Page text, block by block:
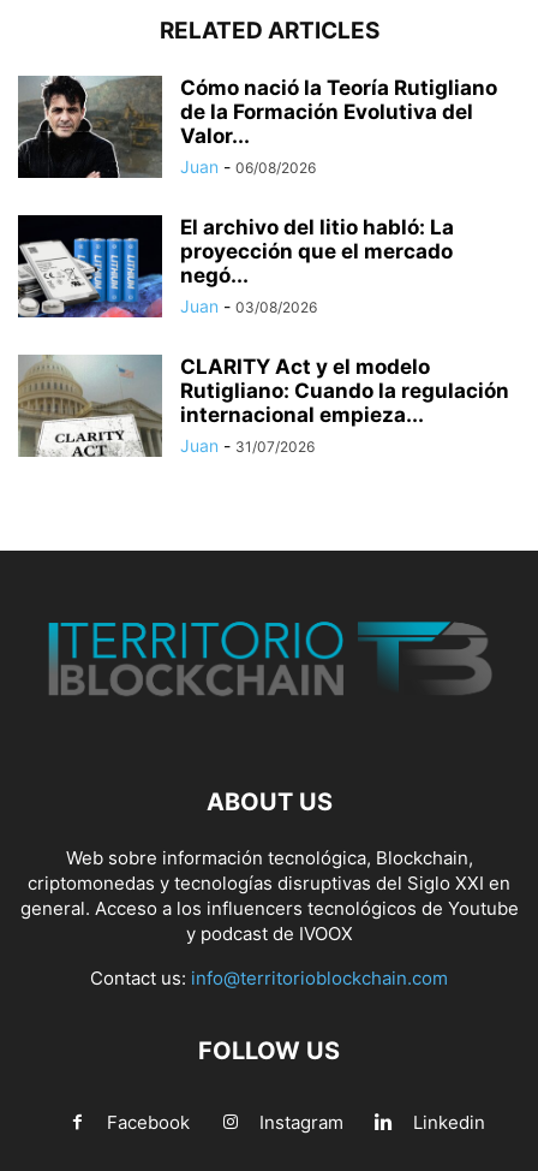
RELATED ARTICLES
Cómo nació la Teoría Rutigliano
de la Formación Evolutiva del
Valor...
Juan - 06/08/2026
El archivo del litio habló: La
proyección que el mercado
negó...
Juan - 03/08/2026
CLARITY Act y el modelo
Rutigliano: Cuando la regulación
internacional empieza...
Juan - 31/07/2026
ABOUT US
Web sobre información tecnológica, Blockchain,
criptomonedas y tecnologías disruptivas del Siglo XXI en
general. Acceso a los influencers tecnológicos de Youtube
y podcast de IVOOX
Contact us: info@territorioblockchain.com
FOLLOW US
Facebook Instagram Linkedin